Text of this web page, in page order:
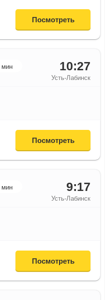
Посмотреть
мин 10:27
Усть-Лабинск
Посмотреть
мин 9:17
Усть-Лабинск
Посмотреть